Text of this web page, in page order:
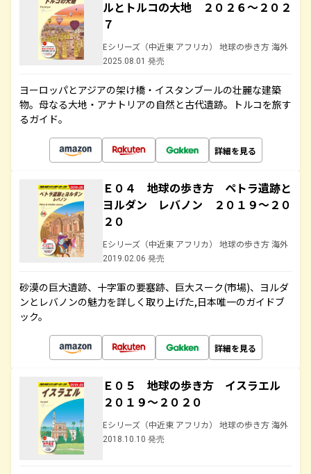
ルとトルコの大地 ２０２６～２０２
７
Eシリーズ（中近東 アフリカ） 地球の歩き方 海外
2025.08.01 発売
ヨーロッパとアジアの架け橋・イスタンブールの壮麗な建築
物。母なる大地・アナトリアの自然と古代遺跡。トルコを旅す
るガイド。
詳細を見る
Ｅ０４ 地球の歩き方 ペトラ遺跡と
ヨルダン レバノン ２０１９～２０
２０
Eシリーズ（中近東 アフリカ） 地球の歩き方 海外
2019.02.06 発売
砂漠の巨大遺跡、十字軍の要塞跡、巨大スーク(市場)、ヨルダ
ンとレバノンの魅力を詳しく取り上げた,日本唯一のガイドブ
ック。
詳細を見る
Ｅ０５ 地球の歩き方 イスラエル
２０１９～２０２０
Eシリーズ（中近東 アフリカ） 地球の歩き方 海外
2018.10.10 発売